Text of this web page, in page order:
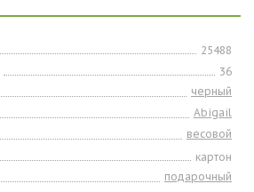
25488
36
черный
Abigail
весовой
картон
подарочный